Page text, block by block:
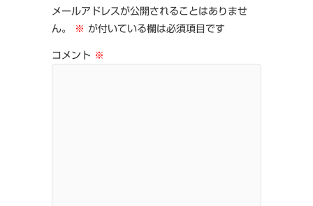
メールアドレスが公開されることはありませ
ん。
※ が付いている欄は必須項目です
コメント ※